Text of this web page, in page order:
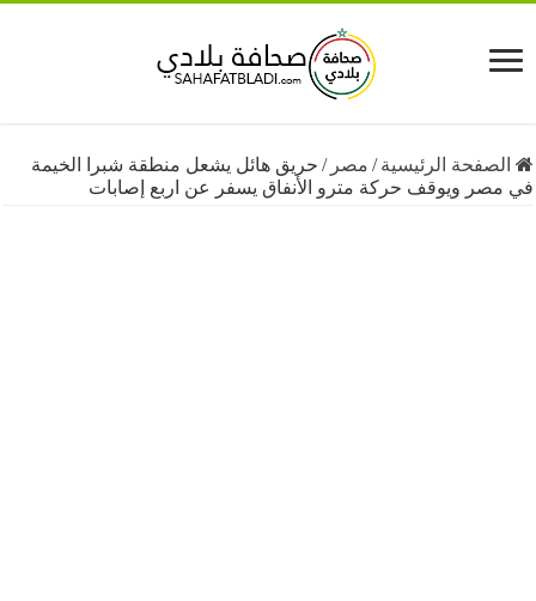
الرئيسية /مصر /حريق هائل يشعل منطقة شبرا الخيمة
ويوقف حركة مترو الأنفاق يسفر عن اربع إصابات